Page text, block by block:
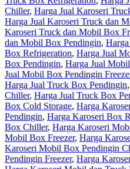
Chiller, Harga Jual Karoseri
Harga Jual Karoseri Truck dan
Karoseri Truck dan Mobil Box
dan Mobil Box Pendingin,
Box Refrigeration, Harga Jual
Box Pendingin, Harga Jual
Jual Mobil Box Pendingin
Harga Jual Truck Box Pendingin,
Chiller, Harga Jual Truck Box
Box Cold Storage, Harga
Pendingin, Harga Karoseri Box
Box Chiller, Harga Karoseri
Mobil Box Freezer, Harga
Karoseri Mobil Box Pendingin
Pendingin Freezer, Harga